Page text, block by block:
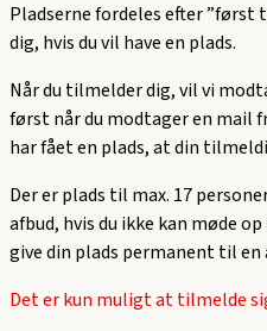
Pladserne fordeles efter
dig, hvis du vil have en plads.
Når du tilmelder dig, vil vi
først når du modtager en mail
har fået en plads, at din
Der er plads til max. 17
afbud, hvis du ikke kan møde
give din plads permanent til en
Det er kun muligt at tilmelde